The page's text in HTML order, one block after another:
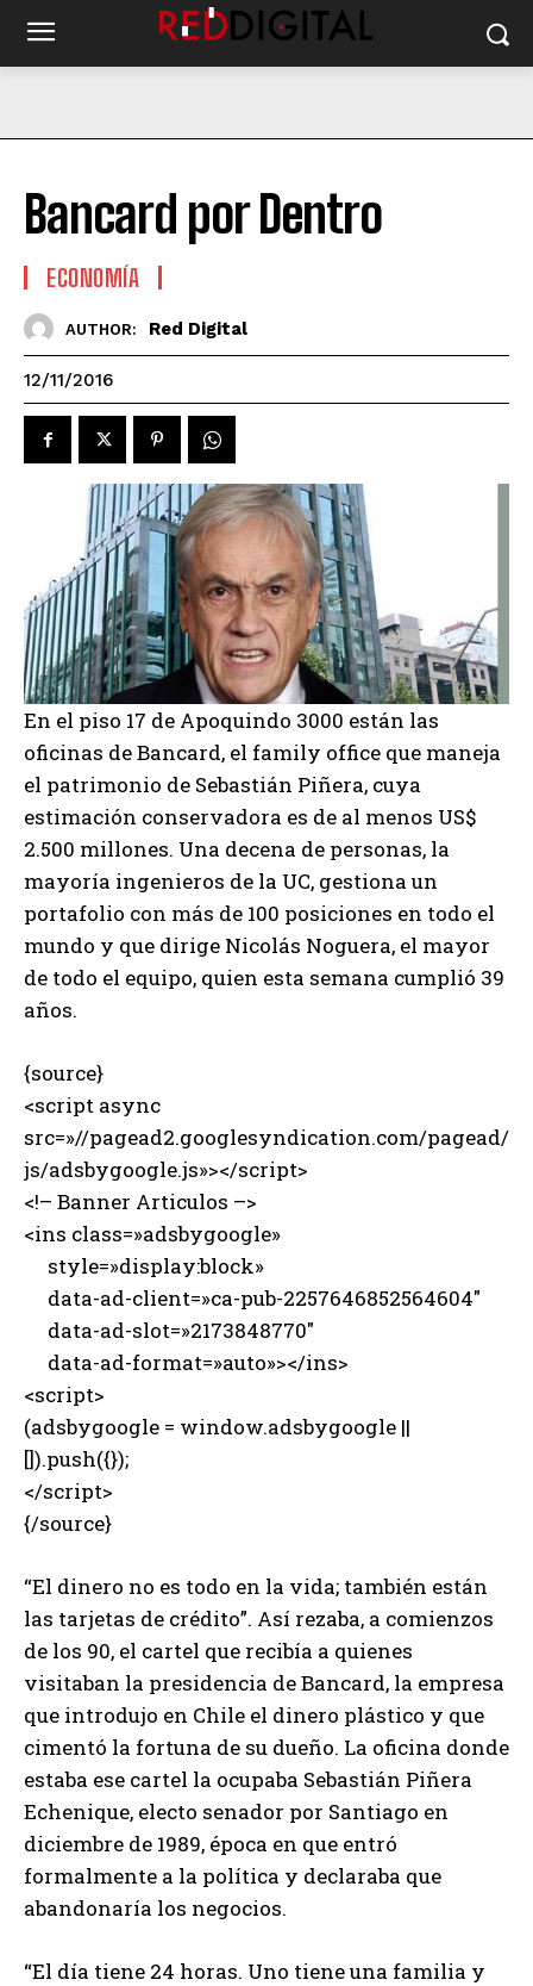
Bancard por Dentro
ECONOMÍA
AUTHOR: Red Digital
12/11/2016
En el piso 17 de Apoquindo 3000 están las
oficinas de Bancard, el family office que maneja
el patrimonio de Sebastián Piñera, cuya
estimación conservadora es de al menos US$
2.500 millones. Una decena de personas, la
mayoría ingenieros de la UC, gestiona un
portafolio con más de 100 posiciones en todo el
mundo y que dirige Nicolás Noguera, el mayor
de todo el equipo, quien esta semana cumplió 39
años.
{source}
<script async
src=»//pagead2.googlesyndication.com/pagead/
js/adsbygoogle.js»></script>
<!– Banner Articulos –>
<ins class=»adsbygoogle»
style=»display:block»
data-ad-client=»ca-pub-2257646852564604″
data-ad-slot=»2173848770″
data-ad-format=»auto»></ins>
<script>
(adsbygoogle = window.adsbygoogle ||
[]).push({});
</script>
{/source}
“El dinero no es todo en la vida; también están
las tarjetas de crédito”. Así rezaba, a comienzos
de los 90, el cartel que recibía a quienes
visitaban la presidencia de Bancard, la empresa
que introdujo en Chile el dinero plástico y que
cimentó la fortuna de su dueño. La oficina donde
estaba ese cartel la ocupaba Sebastián Piñera
Echenique, electo senador por Santiago en
diciembre de 1989, época en que entró
formalmente a la política y declaraba que
abandonaría los negocios.
“El día tiene 24 horas. Uno tiene una familia y